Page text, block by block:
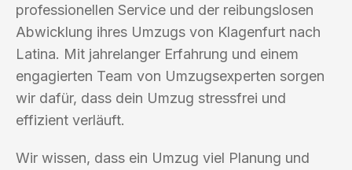
professionellen Service und der reibungslosen
Abwicklung ihres Umzugs von Klagenfurt nach
Latina. Mit jahrelanger Erfahrung und einem
engagierten Team von Umzugsexperten sorgen
wir dafür, dass dein Umzug stressfrei und
effizient verläuft.
Wir wissen, dass ein Umzug viel Planung und